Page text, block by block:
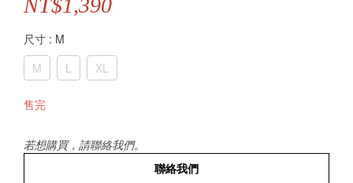
NT$1,390
尺寸 : M
M
L XL
售完
若想購買，請聯絡我們。
聯絡我們